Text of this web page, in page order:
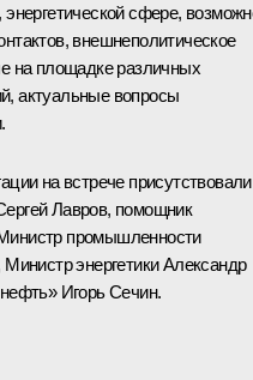
сфере,
внешнеполитическое
на площадке различных
актуальные вопросы
на встрече присутствовали
Лавров, помощник
промышленности
Министр энергетикиАлександр
Игорь Сечин.